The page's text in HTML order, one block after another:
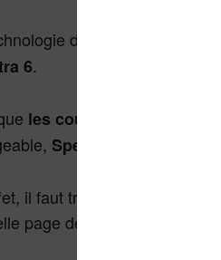
d’encre électronique
6.
les couleurs soient
Spectra 6
il faut trop de temps pour
page de texte. Cela se